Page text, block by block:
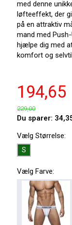
med denne
løfteeffekt, der
på en attraktiv
mand med
hjælpe dig med
komfort og
194,65
229,00
Du sparer:
Vælg Størrelse:
S
Vælg Farve: